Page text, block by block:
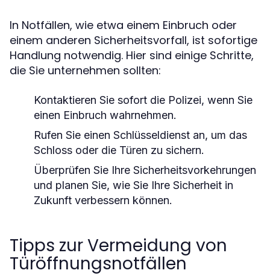
In Notfällen, wie etwa einem Einbruch oder
einem anderen Sicherheitsvorfall, ist sofortige
Handlung notwendig. Hier sind einige Schritte,
die Sie unternehmen sollten:
Kontaktieren Sie sofort die Polizei, wenn Sie
einen Einbruch wahrnehmen.
Rufen Sie einen Schlüsseldienst an, um das
Schloss oder die Türen zu sichern.
Überprüfen Sie Ihre Sicherheitsvorkehrungen
und planen Sie, wie Sie Ihre Sicherheit in
Zukunft verbessern können.
Tipps zur Vermeidung von
Türöffnungsnotfällen